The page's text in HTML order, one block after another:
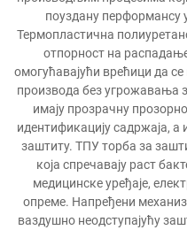
поуздану перформансу
Термопластична
отпорност на
омогућавајући врећици да
производа без угрожавања
имају прозрачну
идентификацију садржаја,
заштиту. ТПУ торба за
која спречавају раст
медицинске уређаје,
опреме. Напређени
ваздушно неодступајућу